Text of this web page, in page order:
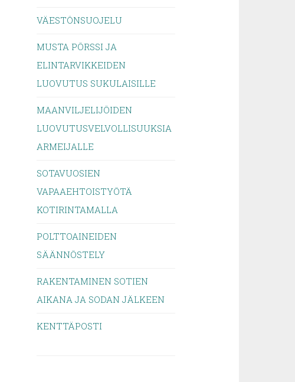
VÄESTÖNSUOJELU
MUSTA PÖRSSI JA
ELINTARVIKKEIDEN
LUOVUTUS SUKULAISILLE
MAANVILJELIJÖIDEN
LUOVUTUSVELVOLLISUUKSIA
ARMEIJALLE
SOTAVUOSIEN
VAPAAEHTOISTYÖTÄ
KOTIRINTAMALLA
POLTTOAINEIDEN
SÄÄNNÖSTELY
RAKENTAMINEN SOTIEN
AIKANA JA SODAN JÄLKEEN
KENTTÄPOSTI